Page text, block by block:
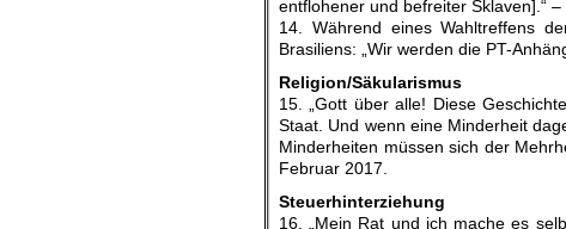
entflohener und befreiter Sklaven].“
14. Während eines Wahltreffens
Brasiliens: „Wir werden die PT-
Religion/Säkularismus
15. „Gott über alle! Diese
Staat. Und wenn eine Minderheit
Minderheiten müssen sich der
Februar 2017.
Steuerhinterziehung
16. „Mein Rat und ich mache es